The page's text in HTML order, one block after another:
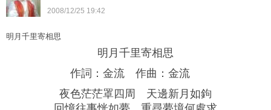
2008/12/25 19:42
明月千里寄相思
明月千里寄相思
作詞：金流 作曲：金流
夜色茫茫罩四周 天邊新月如鉤